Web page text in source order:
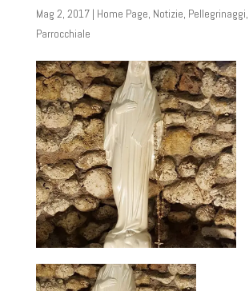
Mag 2, 2017| Home Page, Notizie, Pellegrinaggi,
Parrocchiale